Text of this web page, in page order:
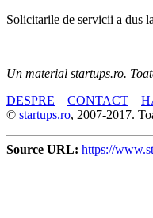
Solicitarile de servicii a dus
Un material startups.ro.
DESPRE
CONTACT
© startups.ro, 2007-2017.
Source URL: https://